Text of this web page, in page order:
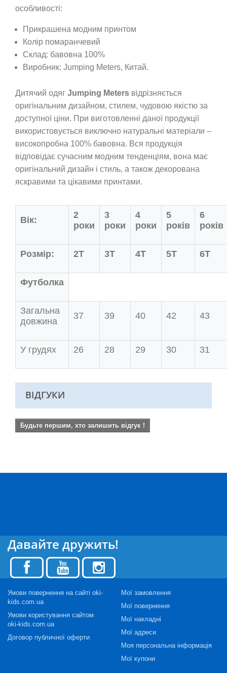
особливості:
Прикрашена модним принтом
Колір помаранчевий
Склад: бавовна 100%
Виробник: Jumping Meters, Китай.
Дитячий одяг Jumping Meters відрізняється
оригінальним дизайном, стилем, чудовою якістю за
доступної ціни. При виготовленні даної продукції
використовується виключно натуральні матеріали –
високопробна 100% бавовна. Вся продукція
відповідає сучасним модним тенденціям, вона має
оригінальний дизайн і стиль, а також декорована
яскравими та цікавими принтами.
Вік:
2
роки
3
роки
4
роки
5
років
6
років
Розмір: 2Т 3Т 4Т 5Т 6Т
Футболка
Загальна
довжина
37 39 40 42 43
У грудях 26 28 29 30 31
ВІДГУКИ
Будьте першим, хто залишить відгук !
Давайте дружить!
Умови повернення на сайті oki-
kids.com.ua
Умови користування сайтом
oki-kids.com.ua
Договор публичної оферти
Мої замовлення
Мої повернення
Мої накладні
Мої адреси
Моя персональна інформація
Мої купони